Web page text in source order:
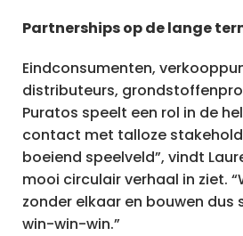
Partnerships op de lange
Eindconsumenten,
distributeurs,
Puratos speelt een rol in de
contact met talloze
boeiend speelveld”, vindt
mooi circulair verhaal in ziet.
zonder elkaar en bouwen dus
win-win-win.”